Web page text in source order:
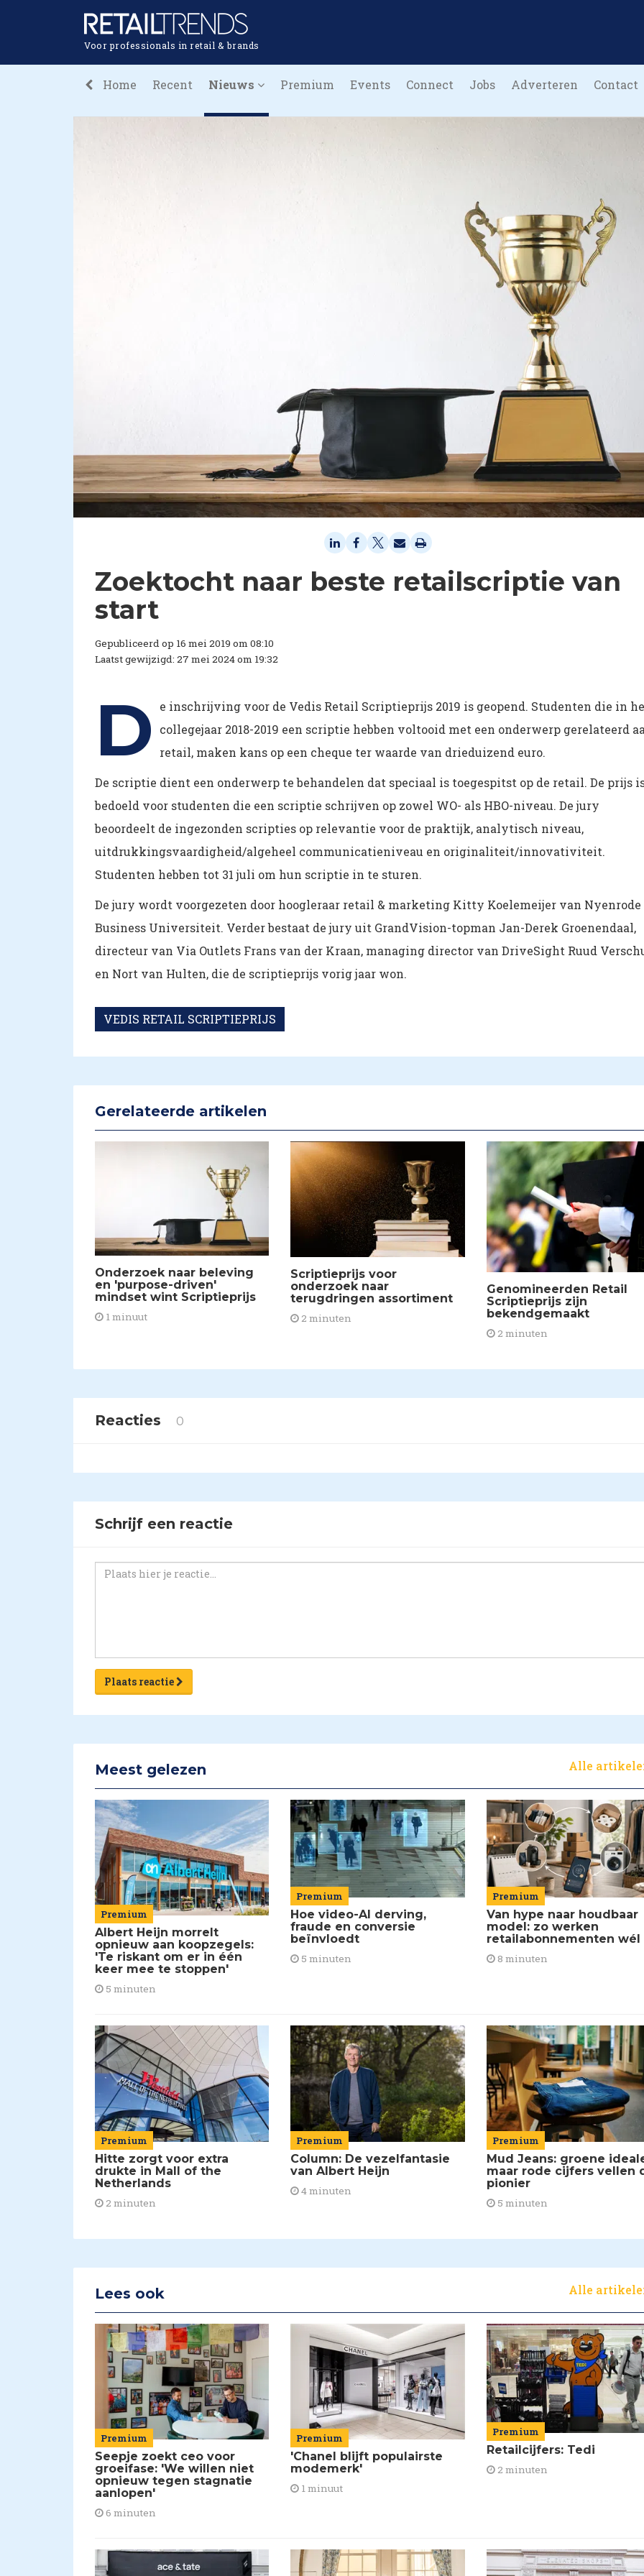
Voor professionals in retail & brands
Home Recent Nieuws Premium Events Connect Jobs Adverteren Contact
Zoektocht naar beste retailscriptie van
start
Gepubliceerd op 16 mei 2019 om 08:10
Laatst gewijzigd: 27 mei 2024 om 19:32
D
e inschrijving voor de Vedis Retail Scriptieprijs 2019 is geopend. Studenten die in
collegejaar 2018-2019 een scriptie hebben voltooid met een onderwerp gerelateerd
retail, maken kans op een cheque ter waarde van drieduizend euro.
De scriptie dient een onderwerp te behandelen dat speciaal is toegespitst op de retail. De prijs
bedoeld voor studenten die een scriptie schrijven op zowel WO- als HBO-niveau. De jury
beoordeelt de ingezonden scripties op relevantie voor de praktijk, analytisch niveau,
uitdrukkingsvaardigheid/algeheel communicatieniveau en originaliteit/innovativiteit.
Studenten hebben tot 31 juli om hun scriptie in te sturen.
De jury wordt voorgezeten door hoogleraar retail & marketing Kitty Koelemeijer van Nyenrode
Business Universiteit. Verder bestaat de jury uit GrandVision-topman Jan-Derek Groenendaal,
directeur van Via Outlets Frans van der Kraan, managing director van DriveSight Ruud
en Nort van Hulten, die de scriptieprijs vorig jaar won.
VEDIS RETAIL SCRIPTIEPRIJS
Gerelateerde artikelen
Onderzoek naar beleving
en 'purpose-driven'
mindset wint Scriptieprijs
1 minuut
Scriptieprijs voor
onderzoek naar
terugdringen assortiment
2 minuten
Genomineerden Retail
Scriptieprijs zijn
bekendgemaakt
2 minuten
Reacties 0
Schrijf een reactie
Plaats reactie
Meest gelezen Alle
Premium
Albert Heijn morrelt
opnieuw aan koopzegels:
'Te riskant om er in één
keer mee te stoppen'
5 minuten
Premium
Hoe video-AI derving,
fraude en conversie
beïnvloedt
5 minuten
Premium
Van hype naar houdbaar
model: zo werken
retailabonnementen wél
8 minuten
Premium
Hitte zorgt voor extra
drukte in Mall of the
Netherlands
2 minuten
Premium
Column: De vezelfantasie
van Albert Heijn
4 minuten
Premium
Mud Jeans: groene
maar rode cijfers vellen
pionier
5 minuten
Lees ook Alle
Premium
Seepje zoekt ceo voor
groeifase: 'We willen niet
opnieuw tegen stagnatie
aanlopen'
6 minuten
Premium
'Chanel blijft populairste
modemerk'
1 minuut
Premium
Retailcijfers: Tedi
2 minuten